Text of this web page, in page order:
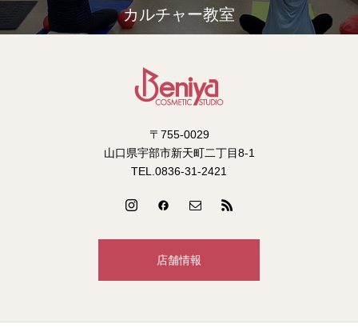
カルチャー教室
〒755-0029
山口県宇部市新天町二丁目8-1
TEL.0836-31-2421
店舗情報